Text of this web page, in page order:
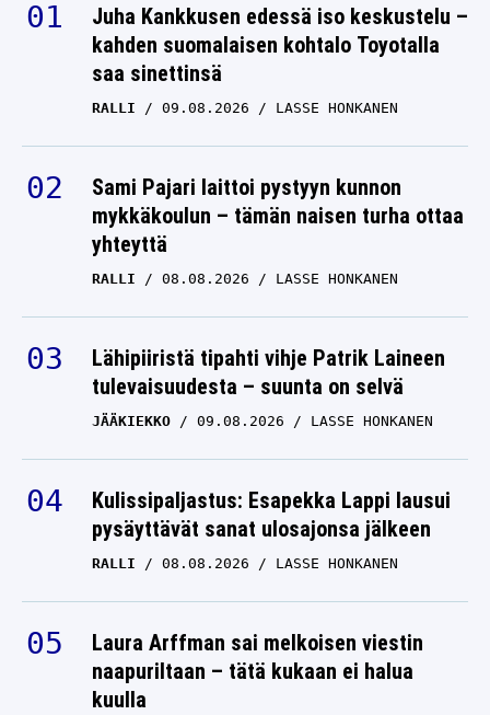
Juha Kankkusen edessä iso keskustelu –
kahden suomalaisen kohtalo Toyotalla
saa sinettinsä
RALLI 09.08.2026 LASSE HONKANEN
Sami Pajari laittoi pystyyn kunnon
mykkäkoulun – tämän naisen turha ottaa
yhteyttä
RALLI 08.08.2026 LASSE HONKANEN
Lähipiiristä tipahti vihje Patrik Laineen
tulevaisuudesta – suunta on selvä
JÄÄKIEKKO 09.08.2026 LASSE HONKANEN
Kulissipaljastus: Esapekka Lappi lausui
pysäyttävät sanat ulosajonsa jälkeen
RALLI 08.08.2026 LASSE HONKANEN
Laura Arffman sai melkoisen viestin
naapuriltaan – tätä kukaan ei halua
kuulla